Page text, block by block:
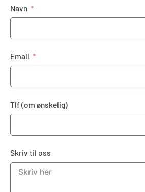
Navn
Email
Tlf (om ønskelig)
Skriv til oss